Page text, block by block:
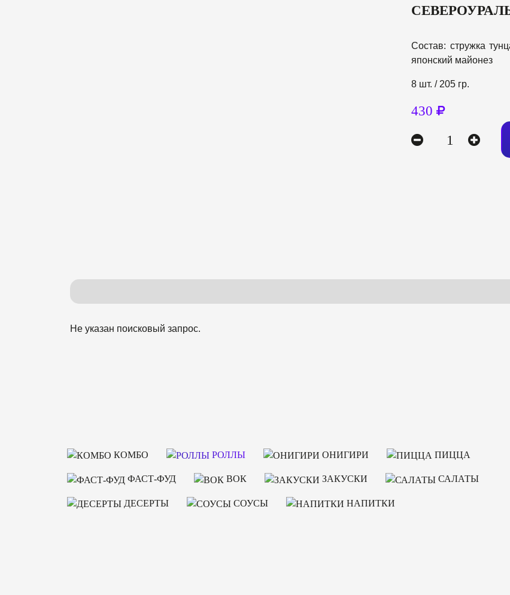
Состав: стружка
японский майонез
8 шт. / 205 гр.
430
Не указан поисковый запрос.
КОМБО РОЛЛЫ ОНИГИРИ ПИЦЦА
ФАСТ-ФУД ВОК ЗАКУСКИ САЛАТЫ
ДЕСЕРТЫ СОУСЫ НАПИТКИ